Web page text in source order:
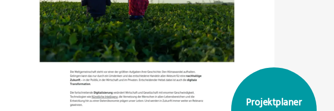
Projektplaner